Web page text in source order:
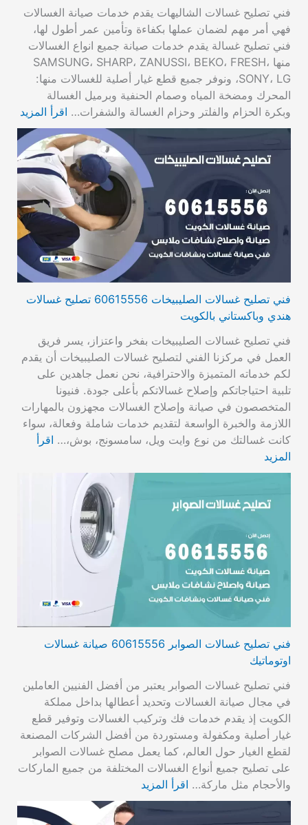
فني تصليح غسالات الشاليهات يقدم خدمات صيانة الغسالات
فهي أمر مهم لضمان عملها بكفاءة وتأمين عمر أطول لها،
فني تصليح غسالة يقدم خدمات صيانة جميع انواع الغسالات
منها SAMSUNG، SHARP، ZANUSSI، BEKO، FRESH،
SONY، LG، ونوفر جميع قطع غيار أصلية للغسالات منها:
المحرك ومضخة المياه وصمام الحنفية وبرميل الغسالة
وبكرة الحزام والفلتر وحزام الغسالة والشفرات… اقرأ المزيد
فني تصليح غسالات الصليبيخات 60615556 تصليح غسالات
هندي وباكستاني بالكويت
فني تصليح غسالات الصليبيخات بفخر واعتزاز، يسر فريق
العمل في مركزنا الفني لتصليح غسالات الصليبيخات أن يقدم
لكم خدماته المتميزة والاحترافية، نحن نعمل جاهدين على
تلبية احتياجاتكم وإصلاح غسالاتكم بأعلى جودة. فنيونا
المتخصصون في صيانة وإصلاح الغسالات مجهزون بالمهارات
اللازمة والخبرة الواسعة لتقديم خدمات شاملة وفعالة، سواء
كانت غسالتك من نوع وايت ويل، سامسونج، بوش،… اقرأ
المزيد
فني تصليح غسالات الصوابر 60615556 صيانة غسالات
اوتوماتيك
فني تصليح غسالات الصوابر يعتبر من أفضل الفنيين العاملين
في مجال صيانة الغسالات وتحديد أعطالها بداخل مملكة
الكويت إذ يقدم خدمات فك وتركيب الغسالات وتوفير قطع
غيار أصلية ومكفولة ومستوردة من أفضل الشركات المصنعة
لقطع الغيار حول العالم، كما يعمل مصلح غسالات الصوابر
على تصليح جميع أنواع الغسالات المختلفة من جميع الماركات
والأحجام مثل ماركة… اقرأ المزيد